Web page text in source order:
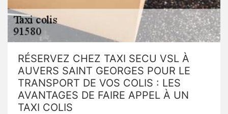
RÉSERVEZ CHEZ TAXI SECU VSL À
AUVERS SAINT GEORGES POUR LE
TRANSPORT DE VOS COLIS : LES
AVANTAGES DE FAIRE APPEL À UN
TAXI COLIS